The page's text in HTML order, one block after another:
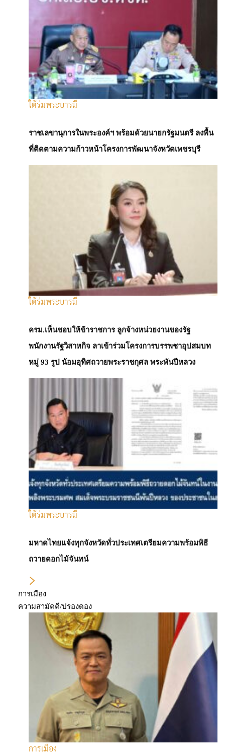
ใต้ร่มพระบารมี
ราชเลขานุการในพระองค์ฯ พร้อมด้วยนายกรัฐมนตรี ลงพื้น
ที่ติดตามความก้าวหน้าโครงการพัฒนาจังหวัดเพชรบุรี
ใต้ร่มพระบารมี
ครม.เห็นชอบให้ข้าราชการ ลูกจ้างหน่วยงานของรัฐ
พนักงานรัฐวิสาหกิจ ลาเข้าร่วมโครงการบรรพชาอุปสมบท
หมู่ 93 รูป น้อมอุทิศถวายพระราชกุศล พระพันปีหลวง
ใต้ร่มพระบารมี
มหาดไทยแจ้งทุกจังหวัดทั่วประเทศเตรียมความพร้อมพิธี
ถวายดอกไม้จันทน์
การเมือง
ความสามัคคี/ปรองดอง
การเมือง
นายกฯ ย้ำ เตรียมพร้อมมาตรการดูแลค่าครอง
ชีพ และบริหารจัดการพลังงาน
นายกฯ ประชุมสภาความมั่นคง ย้ำท่าทีไทย
เป็นกลาง พร้อมรับคนไทยกลับประเทศ
เศรษฐกิจโลก
ธนาคารกลางฟิลิปปินส์มีแนวโน้มปรับลดอัตรา
ดอกเบี้ยลงอีกในปีนี้
คริสติน ลาการ์ด เตือนเศรษฐกิจ
โลกเสี่ยงกระทบหนัก หากทรัมป์
แทรกแซงเฟด